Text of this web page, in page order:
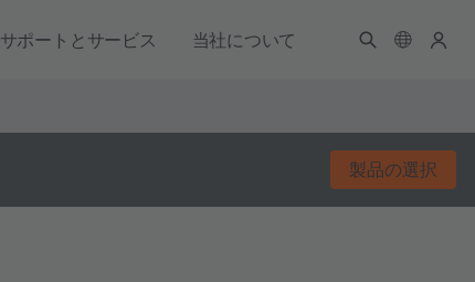
サポートとサービス 当社について
製品の選択